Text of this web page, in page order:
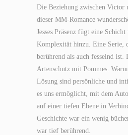
Die Beziehung zwischen
dieser MM-Romance
Jesses Präsenz fügt eine
Komplexität hinzu. Eine Serie,
berührend als auch fesselnd ist.
Artenschutz mit Pommes:
Lösung sind persönliche und
es uns ermöglicht, mit dem
auf einer tiefen Ebene in
Geschichte war ein wenig
war tief berührend.